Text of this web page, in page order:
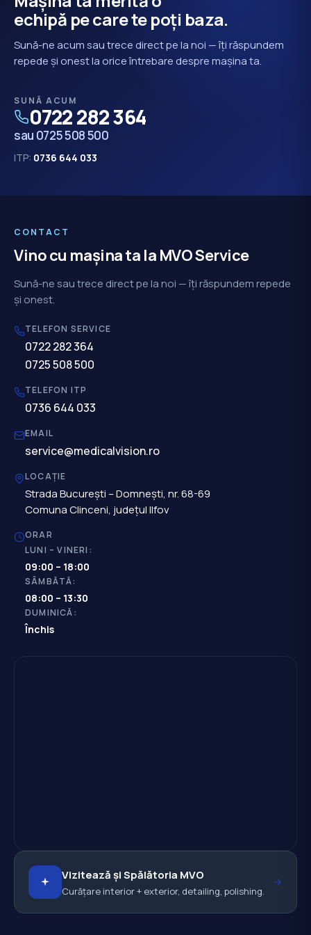
echipă pe care te poți baza.
Sună-ne acum sau trece direct pe la noi — îți răspundem
repede și onest la orice întrebare despre mașina ta.
SUNĂ ACUM
0722 282 364
sau 0725 508 500
ITP: 0736 644 033
CONTACT
Vino cu mașina ta la MVO Service
Sună-ne sau trece direct pe la noi — îți răspundem repede
și onest.
TELEFON SERVICE
0722 282 364
0725 508 500
TELEFON ITP
0736 644 033
EMAIL
service@medicalvision.ro
LOCAȚIE
Strada București – Domnești, nr. 68-69
Comuna Clinceni, județul Ilfov
ORAR
LUNI – VINERI:
09:00 – 18:00
SÂMBĂTĂ:
08:00 – 13:30
DUMINICĂ:
Închis
Vizitează și Spălătoria MVO
Curățare interior + exterior, detailing, polishing.